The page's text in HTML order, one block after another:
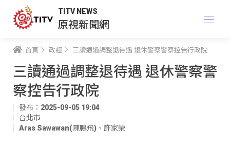
TITV NEWS
原視新聞網
首頁 政經 三讀通過調整退待遇 退休警察警察控告行政院
三讀通過調整退待遇 退休警察警
察控告行政院
發布：2025-09-05 19:04
台北市
Aras Sawawan(陳鵬飛) 、 許家榮